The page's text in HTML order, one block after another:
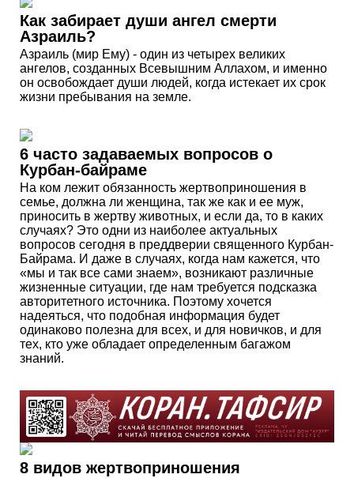
Как забирает души ангел смерти
Азраиль?
Азраиль (мир Ему) - один из четырех великих
ангелов, созданных Всевышним Аллахом, и именно
он освобождает души людей, когда истекает их срок
жизни пребывания на земле.
6 часто задаваемых вопросов о
Курбан-байраме
На ком лежит обязанность жертвоприношения в
семье, должна ли женщина, так же как и ее муж,
приносить в жертву животных, и если да, то в каких
случаях? Это одни из наиболее актуальных
вопросов сегодня в преддверии священного Курбан-
Байрама. И даже в случаях, когда нам кажется, что
«мы и так все сами знаем», возникают различные
жизненные ситуации, где нам требуется подсказка
авторитетного источника. Поэтому хочется
надеяться, что подобная информация будет
одинаково полезна для всех, и для новичков, и для
тех, кто уже обладает определенным багажом
знаний.
8 видов жертвоприношения